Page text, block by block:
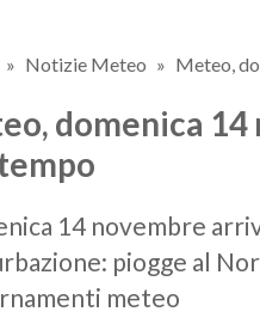
Notizie Meteo Meteo,
domenica
14 novembre
piogge al
meteo